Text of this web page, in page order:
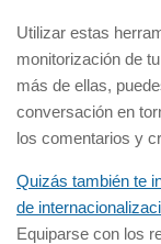
Utilizar estas
monitorización de
más de ellas,
conversación en
los comentarios y
Quizás también te
de
Equiparse con los